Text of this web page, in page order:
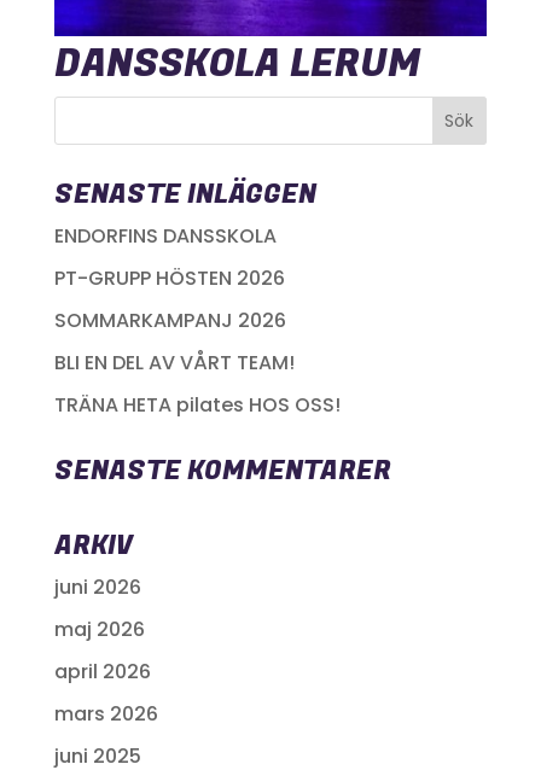
DANSSKOLA LERUM
SENASTE INLÄGGEN
ENDORFINS DANSSKOLA
PT-GRUPP HÖSTEN 2026
SOMMARKAMPANJ 2026
BLI EN DEL AV VÅRT TEAM!
TRÄNA HETA pilates HOS OSS!
SENASTE KOMMENTARER
ARKIV
juni 2026
maj 2026
april 2026
mars 2026
juni 2025